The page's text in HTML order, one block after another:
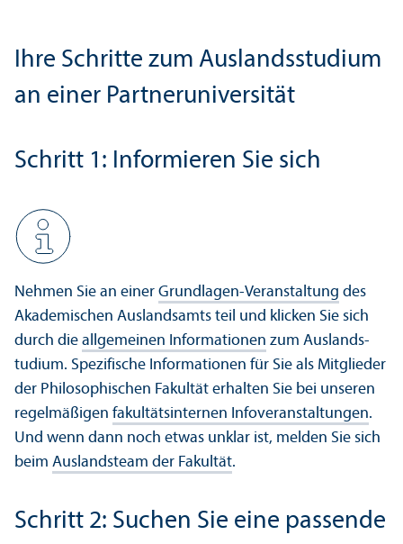
Ihre Schritte zum Auslands­studium
an einer Partner­universität
Schritt 1: Informieren Sie sich
Nehmen Sie an einer Grundlagen-Veranstaltung des
Akademischen Auslands­amts teil und klicken Sie sich
durch die allgemeinen Informationen zum Auslands­
tudium. Spezifische Informationen für Sie als Mitglieder
der Philosophischen Fakultät erhalten Sie bei unseren
regelmäßigen fakultäts­internen Info­veranstaltungen.
Und wenn dann noch etwas unklar ist, melden Sie sich
beim Auslands­team der Fakultät.
Schritt 2: Suchen Sie eine passende